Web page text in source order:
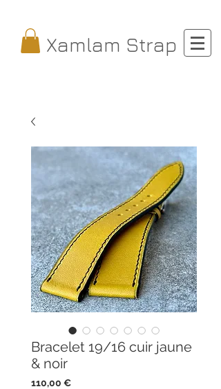
Xamlam Strap
Bracelet 19/16 cuir jaune
& noir
110,00 €Prix